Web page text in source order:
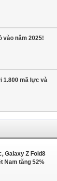
vào năm 2025!
1.800 mã lực và
Galaxy Z Fold8
Nam tăng 52%